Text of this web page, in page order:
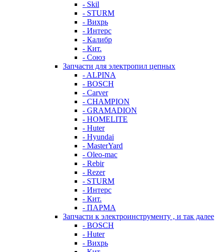
- Skil
- STURM
- Вихрь
- Интерс
- Калибр
- Кит.
- Союз
Запчасти для электропил цепных
- ALPINA
- BOSCH
- Carver
- CHAMPION
- GRAMADION
- HOMELITE
- Huter
- Hyundai
- MasterYard
- Oleo-mac
- Rebir
- Rezer
- STURM
- Интерс
- Кит.
- ПАРМА
Запчасти к электроинструменту , и так далее
- BOSCH
- Huter
- Вихрь